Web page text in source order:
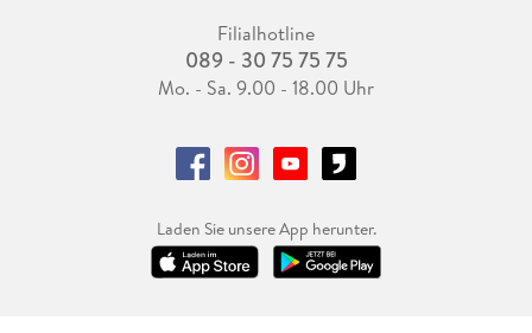
Filialhotline
089 - 30 75 75 75
Mo. - Sa. 9.00 - 18.00 Uhr
Laden Sie unsere App herunter.